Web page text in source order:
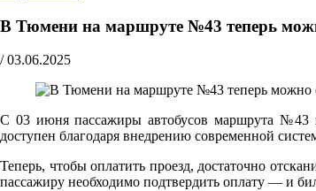
В Тюмени на маршруте №43 теперь
/ 03.06.2025
С 03 июня пассажиры автобусов маршрута №43
доступен благодаря внедрению современной
Теперь, чтобы оплатить проезд, достаточно
пассажиру необходимо подтвердить оплату — и